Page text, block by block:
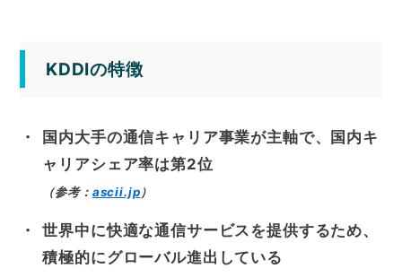
KDDIの特徴
国内大手の通信キャリア事業が主軸で、国内キ
ャリアシェア率は第2位
（参考： ascii.jp）
世界中に快適な通信サービスを提供するため、
積極的にグローバル進出している